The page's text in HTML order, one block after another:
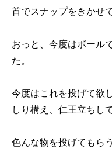
首でスナップをきかせ
おっと、今度はボール
た。
今度はこれを投げて欲
しり構え、仁王立ちし
色んな物を投げてもら